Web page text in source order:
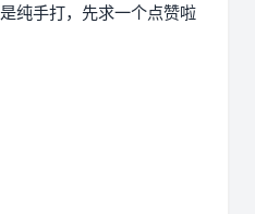
纯手打，先求一个点赞啦